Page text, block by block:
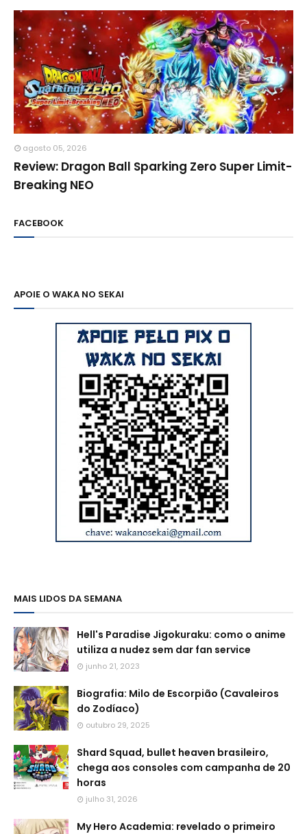
agosto 05, 2026
Review: Dragon Ball Sparking Zero Super Limit-
Breaking NEO
FACEBOOK
APOIE O WAKA NO SEKAI
MAIS LIDOS DA SEMANA
Hell's Paradise Jigokuraku: como o anime
utiliza a nudez sem dar fan service
junho 21, 2023
Biografia: Milo de Escorpião (Cavaleiros
do Zodíaco)
outubro 29, 2025
Shard Squad, bullet heaven brasileiro,
chega aos consoles com campanha de 20
horas
julho 31, 2026
My Hero Academia: revelado o primeiro